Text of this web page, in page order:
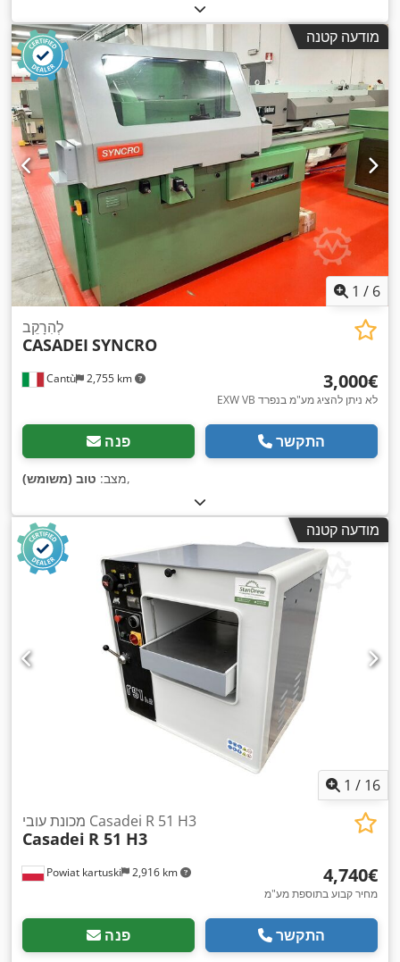
מודעה קטנה
1 / 6
Cantù 2,755 km
לְהִרָקֵב
CASADEI SYNCRO
‏3,000 ‏€
EXW VB לא ניתן להציג מע"מ בנפרד
פנה התקשר
מצב: טוב (משומש) ,
מודעה קטנה
1 / 16
Powiat kartuski 2,916 km
מכונת עובי Casadei R 51 H3
Casadei R 51 H3
‏4,740 ‏€
מחיר קבוע בתוספת מע"מ
פנה התקשר